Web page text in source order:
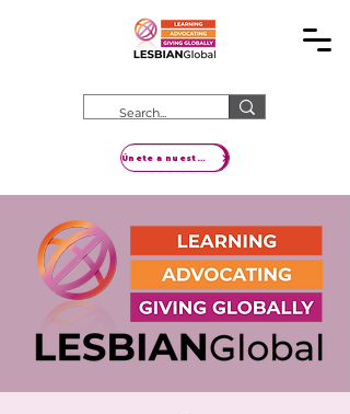
Únete a nuestro movimiento